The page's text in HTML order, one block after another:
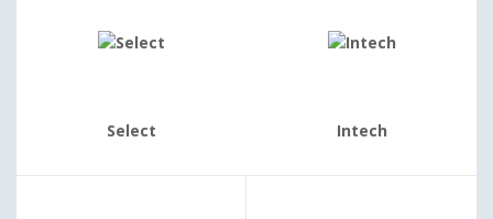
Select Intech